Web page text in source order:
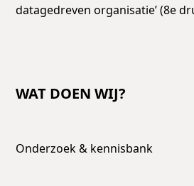
datagedreven organisatie’ (8e
WAT DOEN WIJ?
Onderzoek & kennisbank